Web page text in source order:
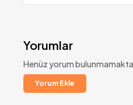
Yorumlar
Henüz yorum
Yorum Ekle